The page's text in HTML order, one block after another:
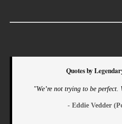
Quotes by
"We’re not trying to be perfect.
- Eddie Vedder